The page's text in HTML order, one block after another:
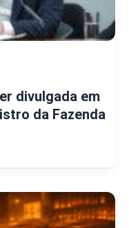
divulgada em
da Fazenda